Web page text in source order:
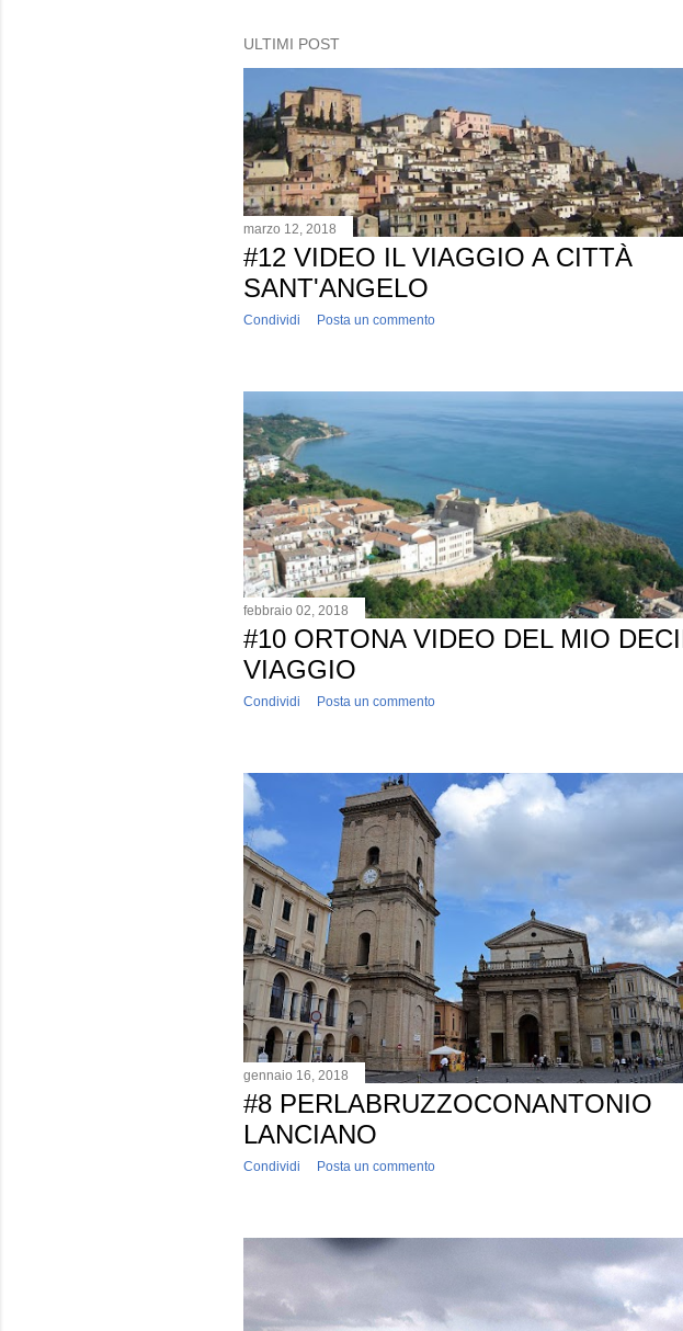
ULTIMI POST
marzo 12, 2018
#12 VIDEO IL VIAGGIO A CITTÀ
SANT'ANGELO
Condividi Posta un commento
febbraio 02, 2018
#10 ORTONA VIDEO DEL MIO
VIAGGIO
Condividi Posta un commento
gennaio 16, 2018
#8 PERLABRUZZOCONANTONIO
LANCIANO
Condividi Posta un commento